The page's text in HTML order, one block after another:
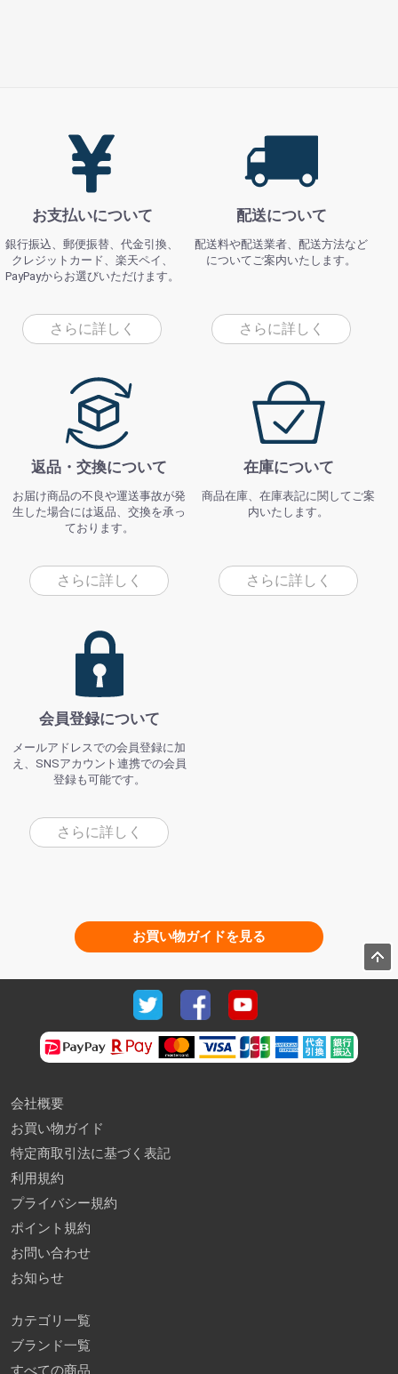
お支払いについて
銀行振込、郵便振替、代金引換、
クレジットカード、楽天ペイ、
PayPayからお選びいただけます。
さらに詳しく
配送について
配送料や配送業者、配送方法など
についてご案内いたします。
さらに詳しく
返品・交換について
お届け商品の不良や運送事故が発
生した場合には返品、交換を承っ
ております。
さらに詳しく
在庫について
商品在庫、在庫表記に関してご案
内いたします。
さらに詳しく
会員登録について
メールアドレスでの会員登録に加
え、SNSアカウント連携での会員
登録も可能です。
さらに詳しく
お買い物ガイドを見る
会社概要
お買い物ガイド
特定商取引法に基づく表記
利用規約
プライバシー規約
ポイント規約
お問い合わせ
お知らせ
カテゴリ一覧
ブランド一覧
すべての商品